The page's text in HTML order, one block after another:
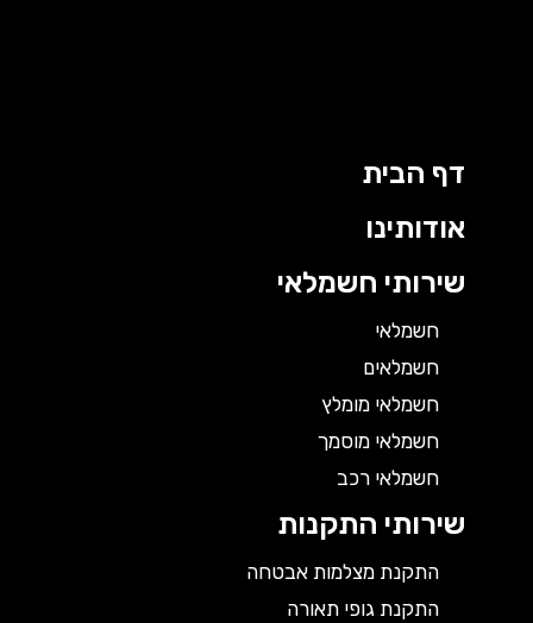
דף הבית
אודותינו
שירותי חשמלאי
חשמלאי
חשמלאים
חשמלאי מומלץ
חשמלאי מוסמך
חשמלאי רכב
שירותי התקנות
התקנת מצלמות אבטחה
התקנת גופי תאורה